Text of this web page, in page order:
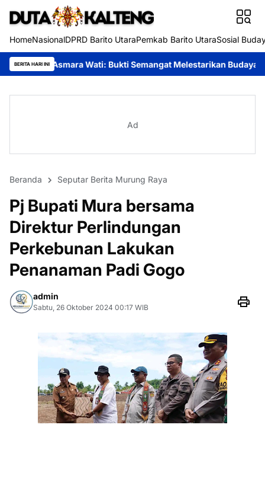
HomeNasionalDPRD Barito UtaraPemkab Barito UtaraSosial
BERITA HARI INI
Bukti Semangat Melestarikan Budaya Festival Budaya
Ad
Beranda Seputar Berita Murung Raya
Pj Bupati Mura bersama
Direktur Perlindungan
Perkebunan Lakukan
Penanaman Padi Gogo
admin
Sabtu, 26 Oktober 2024 00:17 WIB